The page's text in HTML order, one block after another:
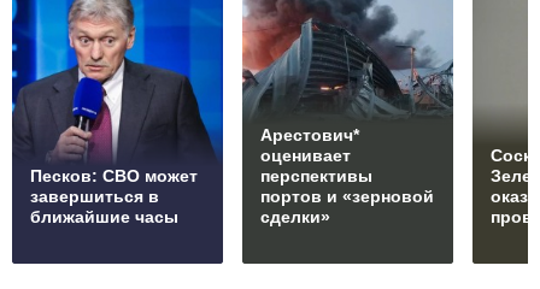
Песков: СВО может
завершиться в
ближайшие часы
Арестович*
оценивает
перспективы
портов и «зерновой
сделки»